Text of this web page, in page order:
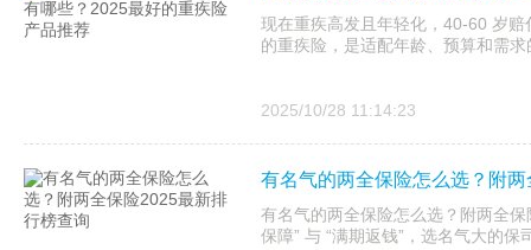
现在重疾高发且年轻化，40-60 岁赔
的重疾险，是适配年龄、预算和需
2025/10/28 11:14:23
有名气的两全保险怎么选？附
有名气的两全保险怎么选？附两全
保障” 与 “满期返钱”，选名气大的